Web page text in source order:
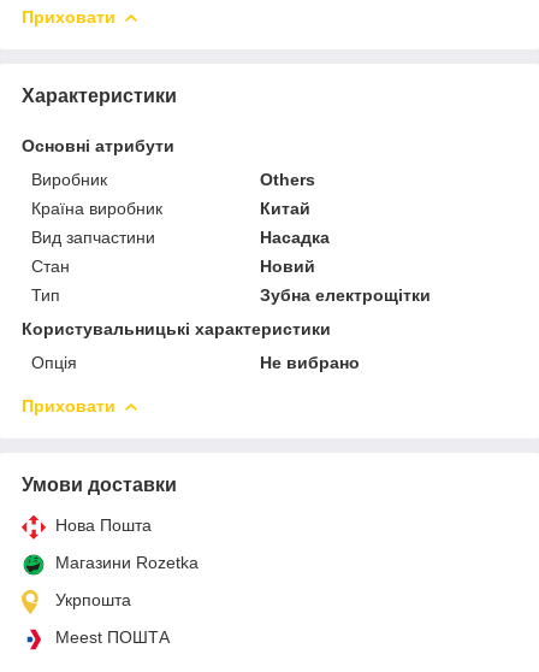
Приховати
Характеристики
Основні атрибути
Виробник
Others
Країна виробник
Китай
Вид запчастини
Насадка
Стан
Новий
Тип
Зубна електрощітки
Користувальницькі характеристики
Опція
Не вибрано
Приховати
Умови доставки
Нова Пошта
Магазини Rozetka
Укрпошта
Meest ПОШТА